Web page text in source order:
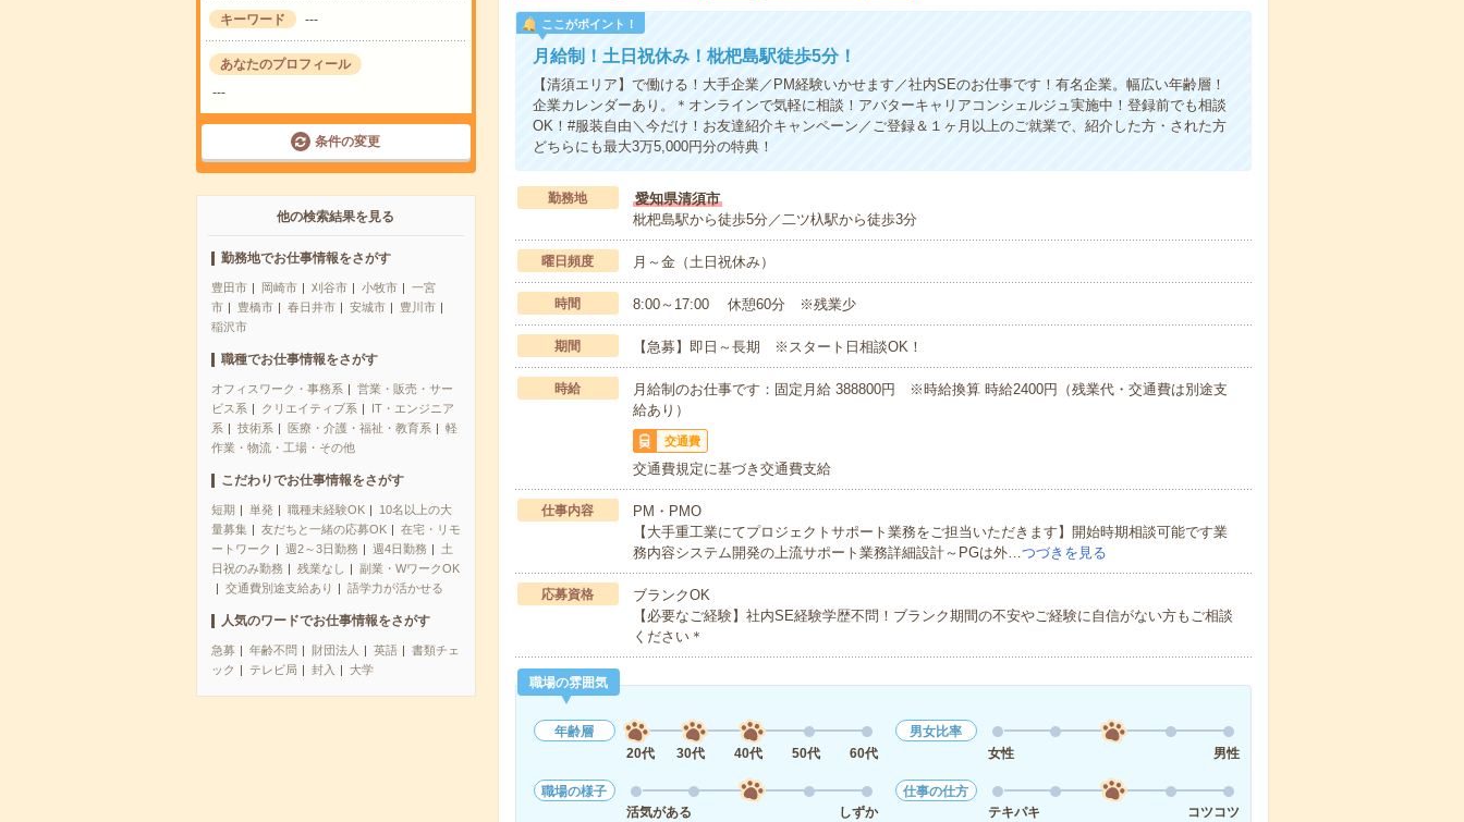
キーワード ---
あなたのプロフィール
---
条件の変更
他の検索結果を見る
勤務地でお仕事情報をさがす
豊田市 岡崎市 刈谷市 小牧市
一宮
市
豊橋市 春日井市 安城市
豊川市
稲沢市
職種でお仕事情報をさがす
オフィスワーク・事務系
営業・販売・サー
ビス系
クリエイティブ系
IT・エンジニア
系
技術系 医療・介護・福祉・教育系
軽
作業・物流・工場・その他
こだわりでお仕事情報をさがす
短期 単発 職種未経験OK
10名以上の大
量募集
友だちと一緒の応募OK
在宅・リモ
ートワーク
週2～3日勤務 週4日勤務
土
日祝のみ勤務
残業なし
副業・WワークOK
交通費別途支給あり
語学力が活かせる
人気のワードでお仕事情報をさがす
急募 年齢不問 財団法人 英語
書類チェ
ック
テレビ局 封入 大学
ここがポイント！
月給制！土日祝休み！枇杷島駅徒歩5分！
【清須エリア】で働ける！大手企業／PM経験いかせます／社内SEのお仕事です！有名企業。幅広い年齢層！
企業カレンダーあり。＊オンラインで気軽に相談！アバターキャリアコンシェルジュ実施中！登録前でも相談
OK！#服装自由＼今だけ！お友達紹介キャンペーン／ご登録＆１ヶ月以上のご就業で、紹介した方・された方
どちらにも最大3万5,000円分の特典！
勤務地
愛知県清須市
枇杷島駅から徒歩5分／二ツ杁駅から徒歩3分
曜日頻度 月～金（土日祝休み）
時間 8:00～17:00 休憩60分 ※残業少
期間 【急募】即日～長期 ※スタート日相談OK！
時給
月給制のお仕事です：固定月給 388800円 ※時給換算 時給2400円（残業代・交通費は別途支
給あり）
交通費
交通費規定に基づき交通費支給
仕事内容
PM・PMO
【大手重工業にてプロジェクトサポート業務をご担当いただきます】開始時期相談可能です業
務内容システム開発の上流サポート業務詳細設計～PGは外…つづきを見る
応募資格
ブランクOK
【必要なご経験】社内SE経験学歴不問！ブランク期間の不安やご経験に自信がない方もご相談
ください＊
職場の雰囲気
年齢層
20代
30代 40代 50代 60代
男女比率
女性
男性
職場の様子
活気がある
しずか
仕事の仕方
テキパキ
コツコツ